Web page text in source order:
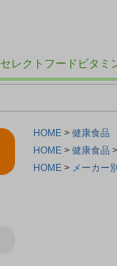
セレクトフード ビタミ
HOME
健康食品
HOME
健康食品
HOME
メーカー別